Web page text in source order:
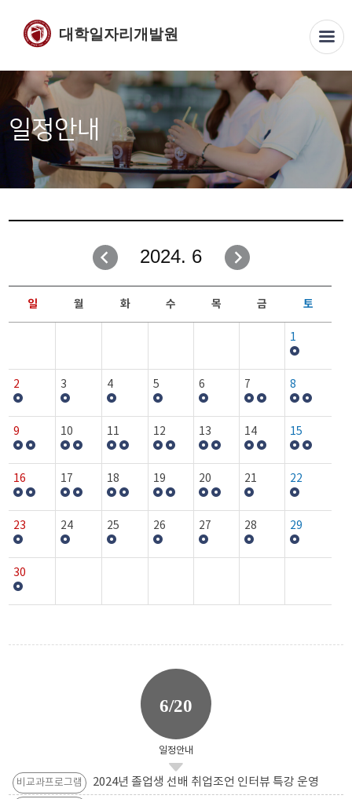
대학일자리개발원
일정안내
2024. 6
일 월 화 수 목 금 토
1
2 3 4 5 6 7 8
9 10 11 12 13 14 15
16 17 18 19 20 21 22
23 24 25 26 27 28 29
30
6/20
일정안내
비교과프로그램 2024년 졸업생 선배 취업조언 인터뷰 특강 운영